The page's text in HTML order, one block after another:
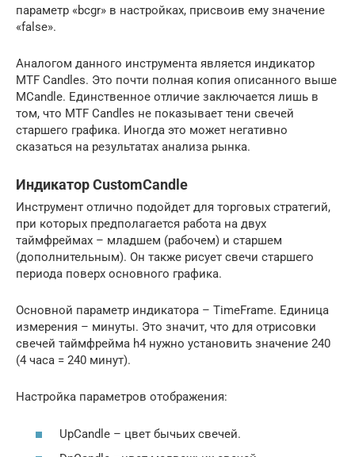
параметр «bcgr» в настройках, присвоив ему значение
«false».
Аналогом данного инструмента является индикатор
MTF Candles. Это почти полная копия описанного выше
MCandle. Единственное отличие заключается лишь в
том, что MTF Candles не показывает тени свечей
старшего графика. Иногда это может негативно
сказаться на результатах анализа рынка.
Индикатор CustomCandle
Инструмент отлично подойдет для торговых стратегий,
при которых предполагается работа на двух
таймфреймах – младшем (рабочем) и старшем
(дополнительным). Он также рисует свечи старшего
периода поверх основного графика.
Основной параметр индикатора – TimeFrame. Единица
измерения – минуты. Это значит, что для отрисовки
свечей таймфрейма h4 нужно установить значение 240
(4 часа = 240 минут).
Настройка параметров отображения:
UpCandle – цвет бычьих свечей.